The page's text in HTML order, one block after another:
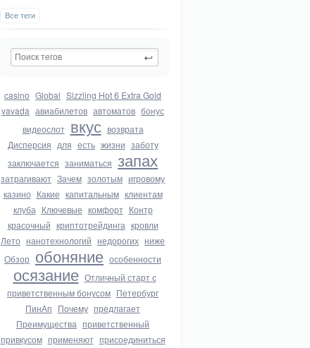
Все теги
casino Global Sizzling Hot 6 Extra Gold
vavada авиабилетов автоматов бонус
видеослот вкус возврата
Дисперсия для есть жизни заботу
заключается заниматься запах
затрагивают Зачем золотым игровому
казино Какие капитальным клиентам
клуба Ключевые комфорт Контр
красочный криптотрейдинга кровли
Лето нанотехнологий недорогих ниже
Обзор обоняние особенности
осязание Отличный старт с
приветственным бонусом Петербург
ПинАп Почему предлагает
Преимущества приветственный
привкусом применяют присоединиться